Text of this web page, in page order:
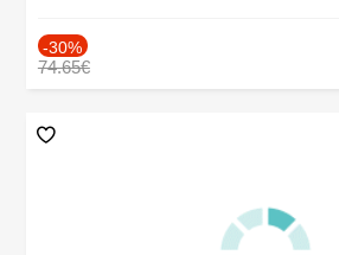
-30%
74.65€